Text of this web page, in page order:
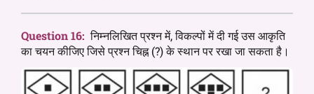
Question 16: निम्नलिखित प्रश्न में, विकल्पों में दी गई उस आकृति
का चयन कीजिए जिसे प्रश्न चिह्न (?) के स्थान पर रखा जा सकता है।